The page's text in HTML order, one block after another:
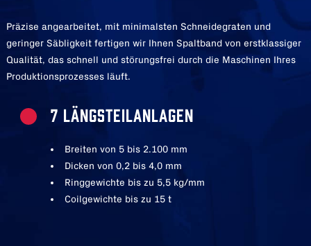
Präzise angearbeitet, mit minimalsten Schneidegraten und
geringer Säbligkeit fertigen wir Ihnen Spaltband von erstklassiger
Qualität, das schnell und störungsfrei durch die Maschinen Ihres
Produktionsprozesses läuft.
7 LÄNGSTEILANLAGEN
Breiten von 5 bis 2.100 mm
Dicken von 0,2 bis 4,0 mm
Ringgewichte bis zu 5,5 kg/mm
Coilgewichte bis zu 15 t